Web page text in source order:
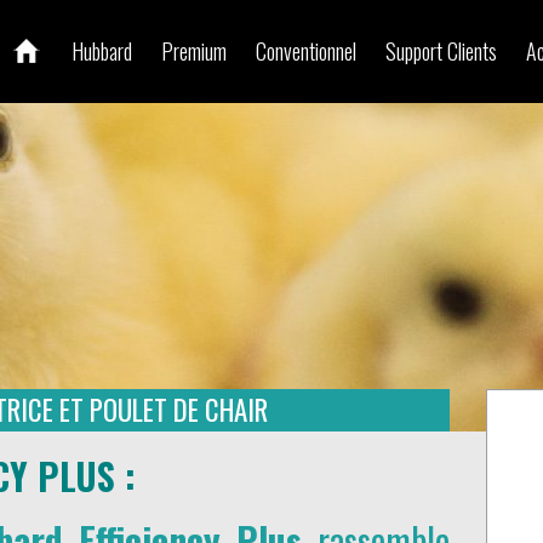
Hubbard Premium Conventionnel Support Clients
ET POULET DE CHAIR
PLUS :